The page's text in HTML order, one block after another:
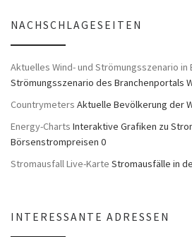
NACHSCHLAGESEITEN
Aktuelles Wind- und Strömungsszenario in
Strömungsszenario des Branchenportals
Countrymeters Aktuelle Bevölkerung der
Energy-Charts Interaktive Grafiken zu
Börsenstrompreisen 0
Stromausfall Live-Karte Stromausfälle in
INTERESSANTE ADRESSEN